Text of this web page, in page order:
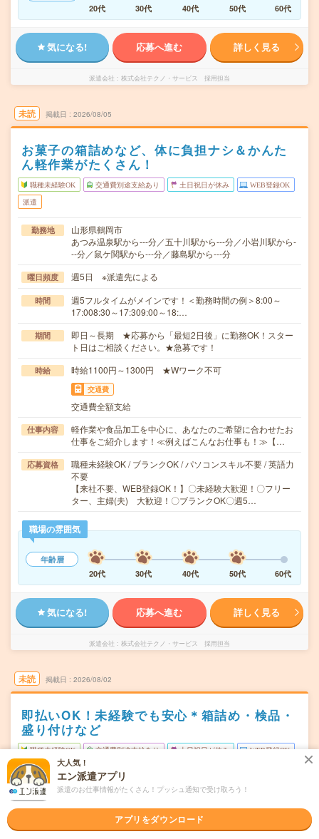
20代
30代 40代 50代 60代
気になる! 応募へ進む 詳しく見る
派遣会社 株式会社テクノ・サービス 採用担当
未読 掲載日 2026/08/05
お菓子の箱詰めなど、体に負担ナシ＆かんた
ん軽作業がたくさん！
職種未経験OK 交通費別途支給あり 土日祝日が休み WEB登録OK
派遣
勤務地
山形県鶴岡市
あつみ温泉駅から---分／五十川駅から---分／小岩川駅から-
--分／鼠ケ関駅から---分／藤島駅から---分
曜日頻度 週5日 ※派遣先による
時間
週5フルタイムがメインです！＜勤務時間の例＞8:00～
17:008:30～17:309:00～18:…
期間
即日～長期 ★応募から「最短2日後」に勤務OK！スター
ト日はご相談ください。★急募です！
時給 時給1100円～1300円 ★Wワーク不可
交通費
交通費全額支給
仕事内容
軽作業や食品加工を中心に、あなたのご希望に合わせたお
仕事をご紹介します！≪例えばこんなお仕事も！≫【…
応募資格
職種未経験OK / ブランクOK / パソコンスキル不要 / 英語力
不要
【来社不要、WEB登録OK！】〇未経験大歓迎！〇フリー
ター、主婦(夫) 大歓迎！〇ブランクOK〇週5…
職場の雰囲気
年齢層
20代
30代 40代 50代 60代
気になる! 応募へ進む 詳しく見る
派遣会社 株式会社テクノ・サービス 採用担当
未読 掲載日 2026/08/02
即払いOK！未経験でも安心＊箱詰め・検品・
盛り付けなど
職種未経験OK 交通費別途支給あり 土日祝日が休み WEB登録OK
派遣
勤務地
山形県鶴岡市
あつみ温泉駅から---分／五十川駅から---分／小岩川駅から-
--分／鼠ケ関駅から---分／藤島駅から---分
大人気！
エン派遣アプリ
派遣のお仕事情報がたくさん！プッシュ通知で受け取ろう！
アプリをダウンロード